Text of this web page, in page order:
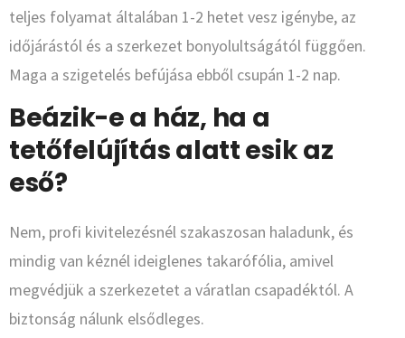
teljes folyamat általában 1-2 hetet vesz igénybe, az
időjárástól és a szerkezet bonyolultságától függően.
Maga a szigetelés befújása ebből csupán 1-2 nap.
Beázik-e a ház, ha a
tetőfelújítás alatt esik az
eső?
Nem, profi kivitelezésnél szakaszosan haladunk, és
mindig van kéznél ideiglenes takarófólia, amivel
megvédjük a szerkezetet a váratlan csapadéktól. A
biztonság nálunk elsődleges.